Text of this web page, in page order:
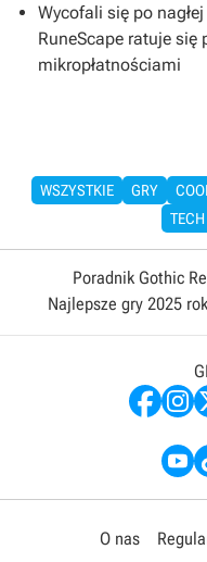
Wycofali się po
RuneScape ratuje
mikropłatnościami
WSZYSTKIE GRY
TECH
Poradnik Gothic
Najlepsze gry 2025
O nas